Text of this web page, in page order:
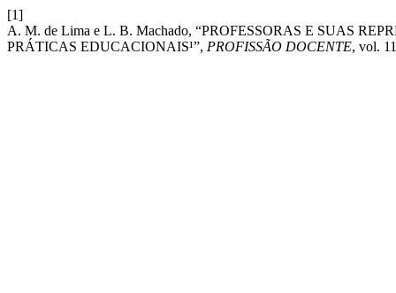
[1]
A. M. de Lima e L. B. Machado, “PROFESSORAS E SUAS
PRÁTICAS EDUCACIONAIS¹”, PROFISSÃO DOCENTE, vol.